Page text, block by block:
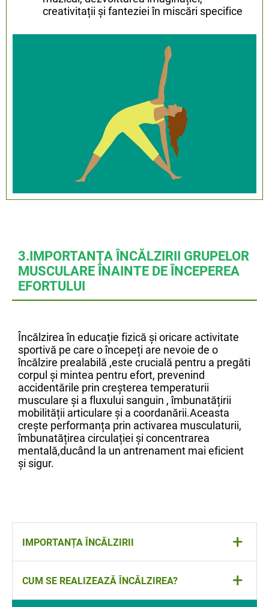
creativitații și fanteziei în miscări specifice
3.IMPORTANȚA ÎNCĂLZIRII GRUPELOR
MUSCULARE ÎNAINTE DE ÎNCEPEREA
EFORTULUI
Încălzirea în educație fizică și oricare activitate
sportivă pe care o începeți are nevoie de o
încălzire prealabilă ,este crucială pentru a pregăti
corpul și mintea pentru efort, prevenind
accidentările prin creșterea temperaturii
musculare și a fluxului sanguin , îmbunatățirii
mobilității articulare și a coordanării.Aceasta
crește performanța prin activarea musculaturii,
îmbunatățirea circulației și concentrarea
mentală,ducând la un antrenament mai eficient
și sigur.
IMPORTANȚA ÎNCĂLZIRII +
prevenirea accidentelor
îmbunătațirea performanței
CUM SE REALIZEAZĂ ÎNCĂLZIREA? +